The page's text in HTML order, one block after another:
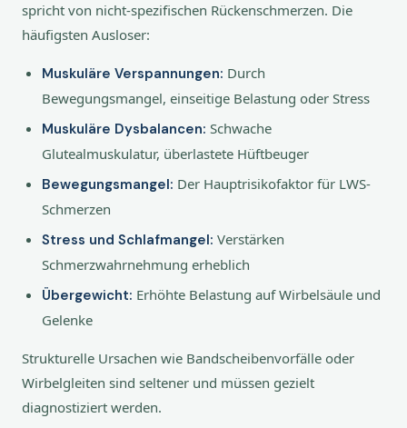
spricht von nicht-spezifischen Rückenschmerzen. Die
häufigsten Ausloser:
Muskuläre Verspannungen: Durch
Bewegungsmangel, einseitige Belastung oder Stress
Muskuläre Dysbalancen: Schwache
Glutealmuskulatur, überlastete Hüftbeuger
Bewegungsmangel: Der Hauptrisikofaktor für LWS-
Schmerzen
Stress und Schlafmangel: Verstärken
Schmerzwahrnehmung erheblich
Übergewicht: Erhöhte Belastung auf Wirbelsäule und
Gelenke
Strukturelle Ursachen wie Bandscheibenvorfälle oder
Wirbelgleiten sind seltener und müssen gezielt
diagnostiziert werden.